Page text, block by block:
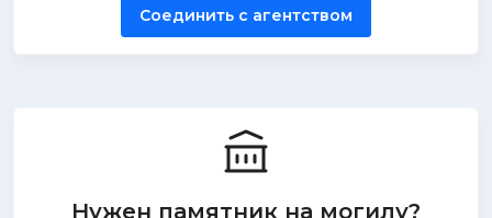
Соединить с агентством
Нужен памятник на могилу?